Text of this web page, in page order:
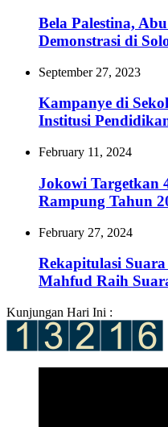
Bela Palestina,
Demonstrasi di
September 27, 2023
Kampanye di
Institusi
February 11, 2024
Jokowi Targetkan
Rampung Tahun
February 27, 2024
Rekapitulasi
Mahfud Raih
Kunjungan Hari Ini :